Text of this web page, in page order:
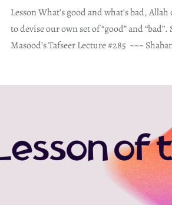
Lesson What’s good and what’s bad,
to devise our own set of “good” and
Masood’s Tafseer Lecture #285 ~~~